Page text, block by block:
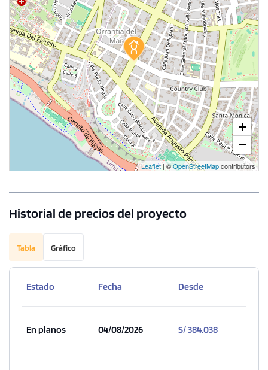
146.69 m² Piso 10
3 dorms. 3 baños
COTIZAR AHORA
Desde
S/ 941,406
Modelo TIPO S
+
−
Leaflet| ©OpenStreetMapcontributors
Historial de precios del proyecto
Tabla Gráfico
Estado Fecha Desde
En planos 04/08/2026 S/ 384,038